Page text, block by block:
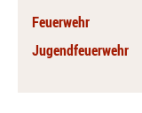
Feuerwehr
Jugendfeuerwehr